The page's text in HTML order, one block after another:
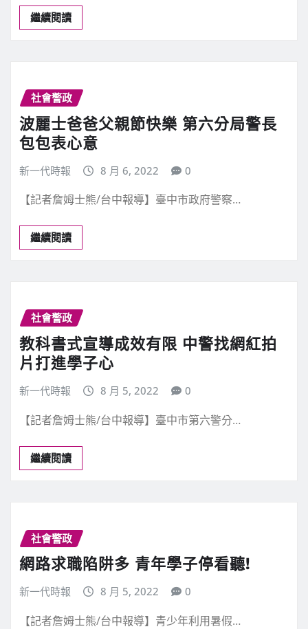
繼續閱讀
社會警政
波麗士爸爸父親節快樂 第六分局警長
包包表心意
新一代時報 8 月 6, 2022 0
【記者詹姆士熊/台中報導】臺中市政府警察…
繼續閱讀
社會警政
教科書式宣導成效有限 中警找網紅拍
片打進學子心
新一代時報 8 月 5, 2022 0
【記者詹姆士熊/台中報導】臺中市第六警分…
繼續閱讀
社會警政
網路求職陷阱多 青年學子停看聽!
新一代時報 8 月 5, 2022 0
【記者詹姆士熊/台中報導】青少年利用暑假…